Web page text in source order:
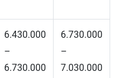
6.430.000
–
6.730.000
6.730.000
–
7.030.000